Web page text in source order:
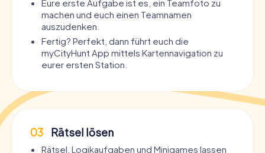
Eure erste Aufgabe ist es, ein Teamfoto zu
machen und euch einen Teamnamen
auszudenken.
Fertig? Perfekt, dann führt euch die
myCityHunt App mittels Kartennavigation zu
eurer ersten Station.
03 Rätsel lösen
Rätsel, Logikaufgaben und Minigames lassen